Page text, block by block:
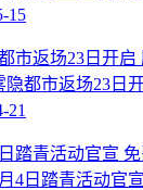
15
隐都市返场23日
21
4日踏青活动官